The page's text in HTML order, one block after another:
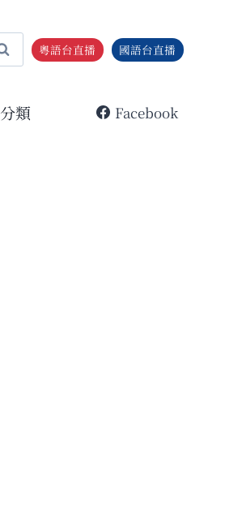
粵語台直播 國語台直播
分類 Facebook